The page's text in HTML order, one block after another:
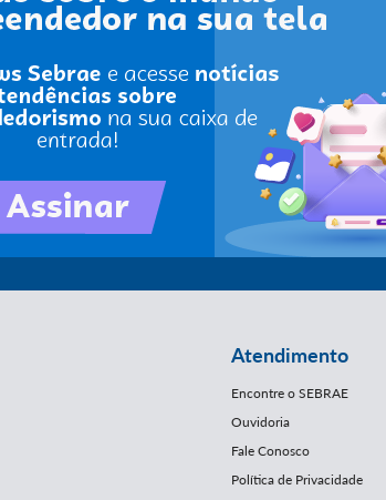
Atendimento
Encontre o SEBRAE
Ouvidoria
Fale Conosco
Política de Privacidade